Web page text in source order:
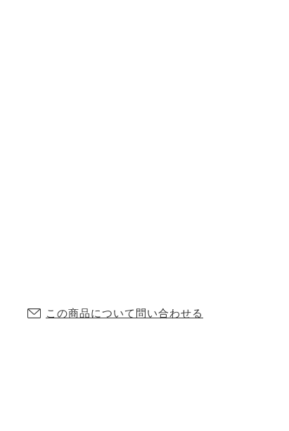
この商品について問い合わせる